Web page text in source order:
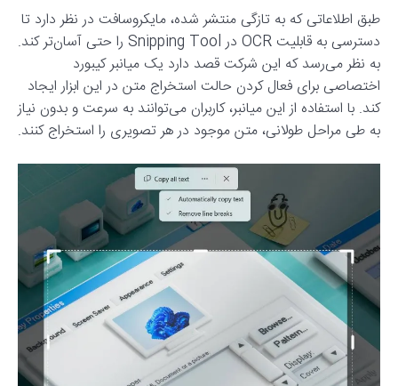
طبق اطلاعاتی که به تازگی منتشر شده، مایکروسافت در نظر دارد تا
دسترسی به قابلیت OCR در Snipping Tool را حتی آسان‌تر کند.
به نظر می‌رسد که این شرکت قصد دارد یک میانبر کیبورد
اختصاصی برای فعال کردن حالت استخراج متن در این ابزار ایجاد
کند. با استفاده از این میانبر، کاربران می‌توانند به سرعت و بدون نیاز
به طی مراحل طولانی، متن موجود در هر تصویری را استخراج کنند.